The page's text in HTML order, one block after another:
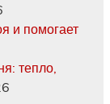
и помогает
тепло,